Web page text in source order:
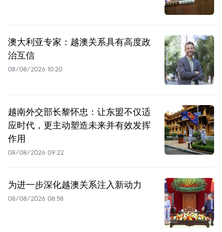
澳大利亚专家：越澳关系具有高度政
治互信
08/08/2026 10:20
越南外交部长黎怀忠：让东盟不仅适
应时代，更主动塑造未来并有效发挥
作用
08/08/2026 09:22
为进一步深化越澳关系注入新动力
08/08/2026 08:58